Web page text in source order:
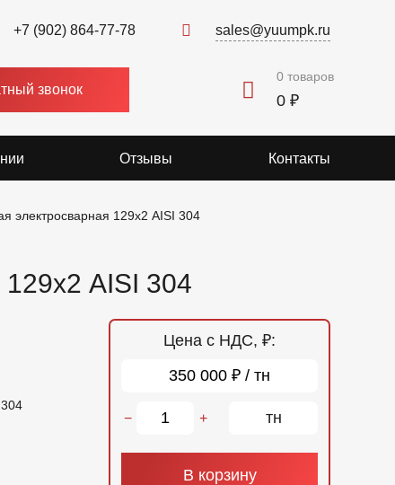
+7 (902) 864-77-78 sales@yuumpk.ru
звонок
0 товаров
0 ₽
Отзывы Контакты
электросварная 129х2 AISI 304
AISI 304
Цена с НДС, ₽:
350 000 ₽ / тн
− + тн
В корзину